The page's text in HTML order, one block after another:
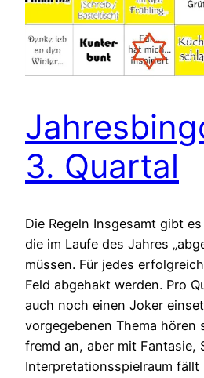
3. Quartal
Die Regeln Insgesamt gibt
die im Laufe des Jahres
müssen. Für jedes
Feld abgehakt werden. Pro
auch noch einen Joker
vorgegebenen Thema hören
fremd an, aber mit Fantasie,
Interpretationsspielraum